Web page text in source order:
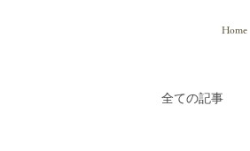
Home
全ての記事